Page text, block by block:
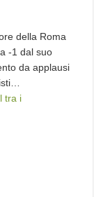
della Roma
-1 dal suo
da applausi
tra i